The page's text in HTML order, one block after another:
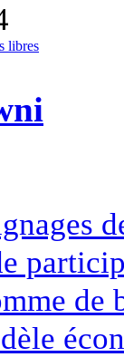
libres